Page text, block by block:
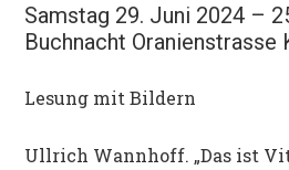
Samstag 29. Juni 2024 –
Buchnacht Oranienstrasse
Lesung mit Bildern
Ullrich Wannhoff. „Das ist